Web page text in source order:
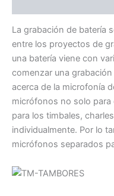
La grabación de batería
entre los proyectos de
una batería viene con
comenzar una
acerca de la microfonía
micrófonos no solo para
para los timbales,
individualmente. Por lo
micrófonos separados